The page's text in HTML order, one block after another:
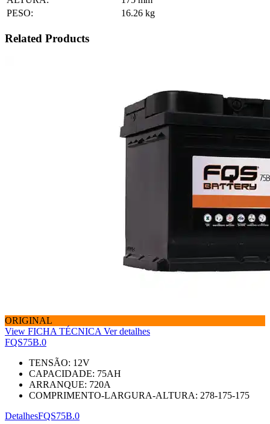
PESO:
16.26 kg
Related Products
ORIGINAL
View FICHA TÉCNICA Ver detalhes
FQS75B.0
TENSÃO: 12V
CAPACIDADE: 75AH
ARRANQUE: 720A
COMPRIMENTO-LARGURA-ALTURA: 278-175-175
DetalhesFQS75B.0